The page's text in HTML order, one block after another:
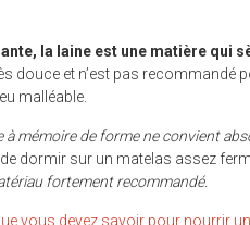
la laine est une matière qui
douce et n’est pas
malléable.
à mémoire de forme ne convient
dormir sur un matelas assez
fortement recommandé.
vous devez savoir pour nourrir